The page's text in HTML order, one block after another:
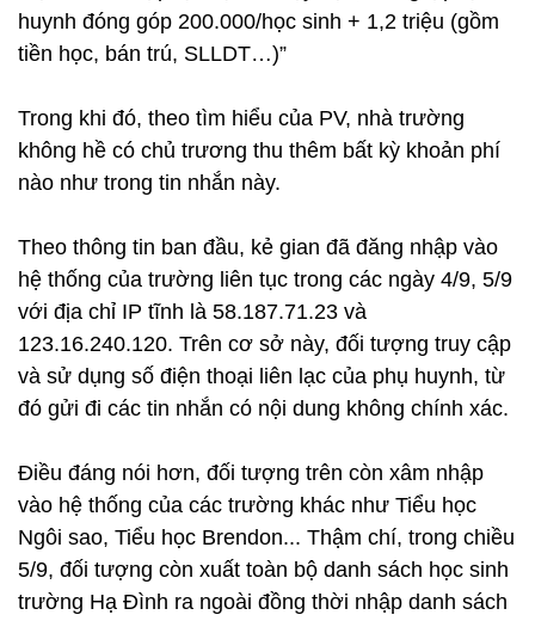
huynh đóng góp 200.000/học sinh + 1,2 triệu (gồm
tiền học, bán trú, SLLDT…)”
Trong khi đó, theo tìm hiểu của PV, nhà trường
không hề có chủ trương thu thêm bất kỳ khoản phí
nào như trong tin nhắn này.
Theo thông tin ban đầu, kẻ gian đã đăng nhập vào
hệ thống của trường liên tục trong các ngày 4/9, 5/9
với địa chỉ IP tĩnh là 58.187.71.23 và
123.16.240.120. Trên cơ sở này, đối tượng truy cập
và sử dụng số điện thoại liên lạc của phụ huynh, từ
đó gửi đi các tin nhắn có nội dung không chính xác.
Điều đáng nói hơn, đối tượng trên còn xâm nhập
vào hệ thống của các trường khác như Tiểu học
Ngôi sao, Tiểu học Brendon... Thậm chí, trong chiều
5/9, đối tượng còn xuất toàn bộ danh sách học sinh
trường Hạ Đình ra ngoài đồng thời nhập danh sách